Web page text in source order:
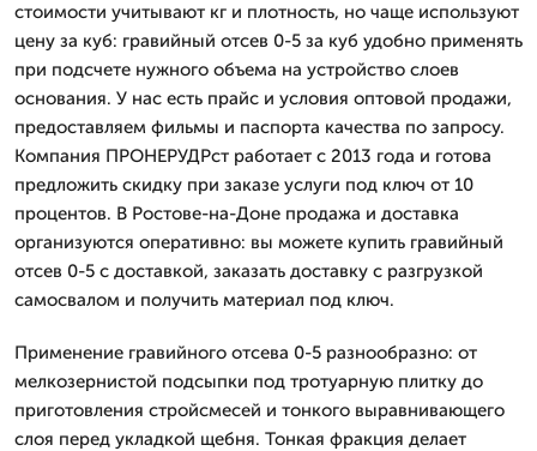
стоимости учитывают кг и плотность, но чаще используют
цену за куб: гравийный отсев 0-5 за куб удобно применять
при подсчете нужного объема на устройство слоев
основания. У нас есть прайс и условия оптовой продажи,
предоставляем фильмы и паспорта качества по запросу.
Компания ПРОНЕРУДРст работает с 2013 года и готова
предложить скидку при заказе услуги под ключ от 10
процентов. В Ростове-на-Доне продажа и доставка
организуются оперативно: вы можете купить гравийный
отсев 0-5 с доставкой, заказать доставку с разгрузкой
самосвалом и получить материал под ключ.
Применение гравийного отсева 0-5 разнообразно: от
мелкозернистой подсыпки под тротуарную плитку до
приготовления стройсмесей и тонкого выравнивающего
слоя перед укладкой щебня. Тонкая фракция делает